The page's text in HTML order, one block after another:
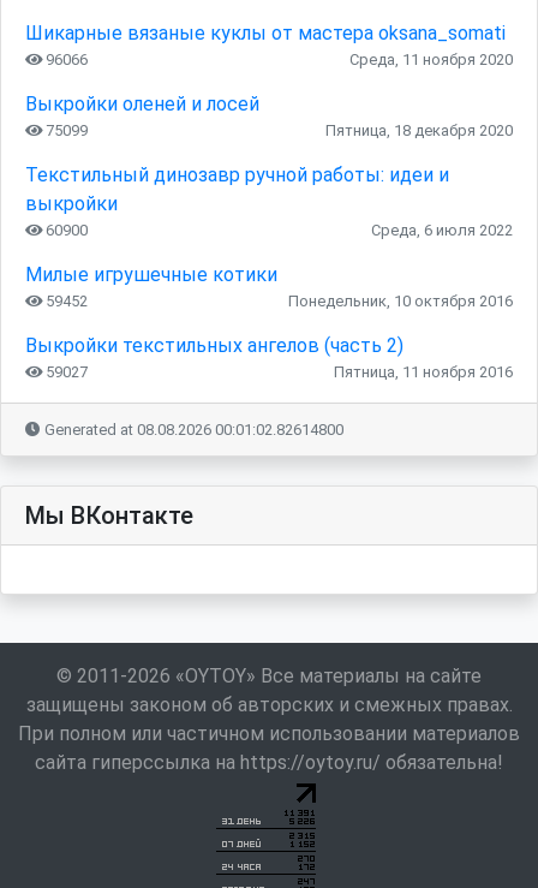
Шикарные вязаные куклы от мастера oksana_somati
96066 Среда, 11 ноября 2020
Выкройки оленей и лосей
75099 Пятница, 18 декабря 2020
Текстильный динозавр ручной работы: идеи и
выкройки
60900 Среда, 6 июля 2022
Милые игрушечные котики
59452 Понедельник, 10 октября 2016
Выкройки текстильных ангелов (часть 2)
59027 Пятница, 11 ноября 2016
Generated at 08.08.2026 00:01:02.82614800
Мы ВКонтакте
© 2011-2026 «OYTOY» Все материалы на сайте
защищены законом об авторских и смежных правах.
При полном или частичном использовании материалов
сайта гиперссылка на https://oytoy.ru/ обязательна!